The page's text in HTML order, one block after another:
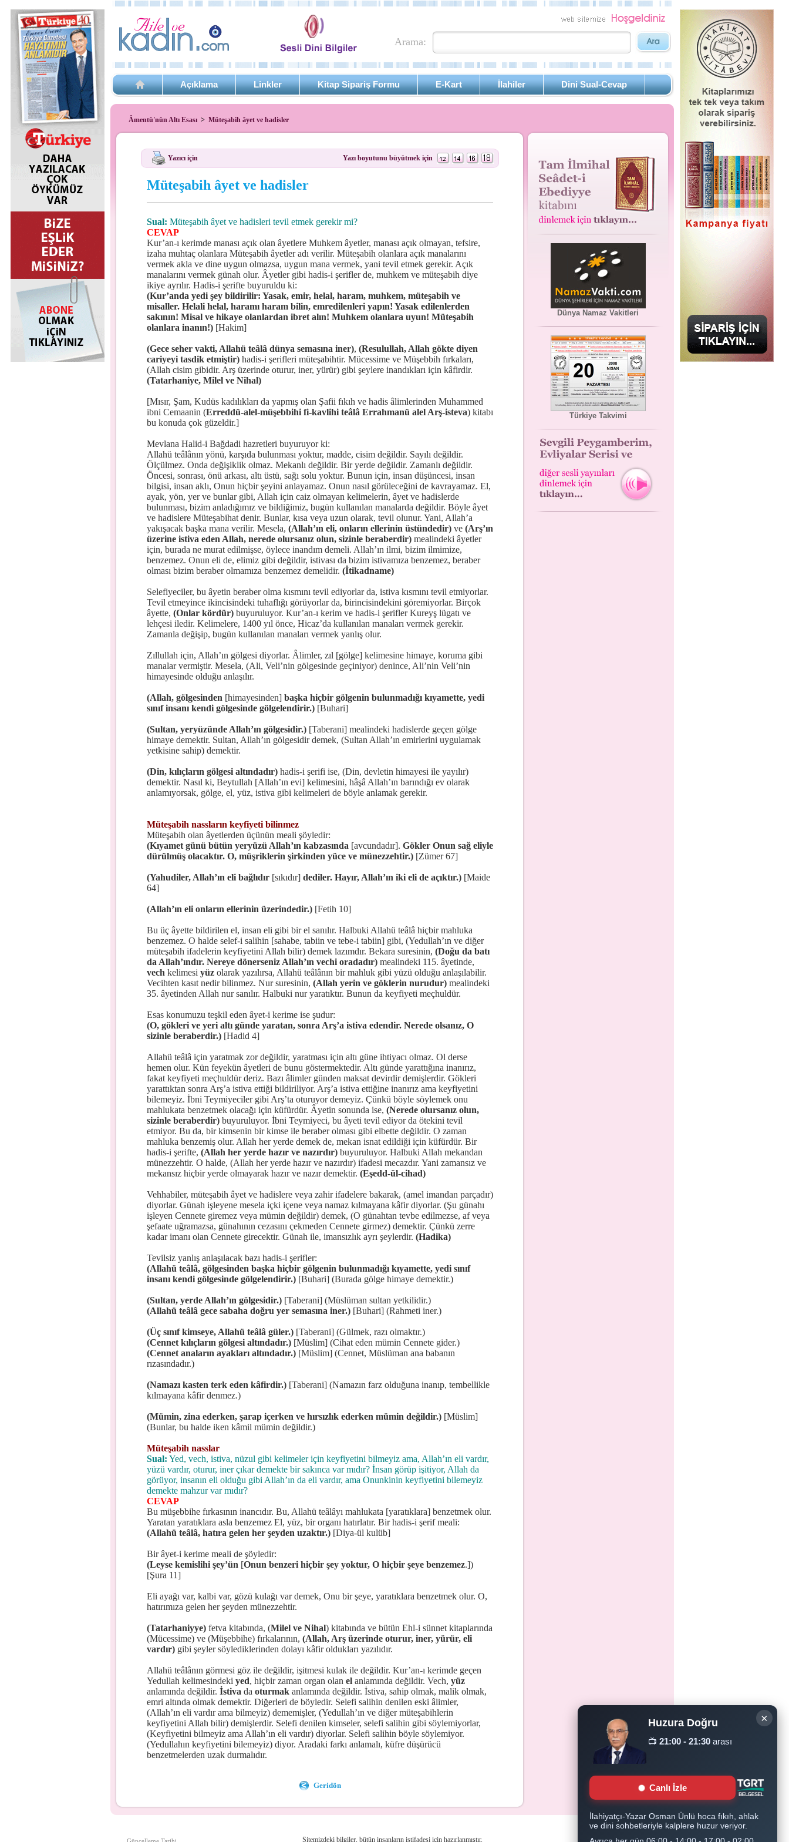
Arama:
Açıklama Linkler Kitap Sipariş Formu E-Kart İlahiler Dini Sual-Cevap
Âmentü'nün Altı Esası > Müteşabih âyet ve hadisler
Yazıcı için Yazı boyutunu büyütmek için
Müteşabih âyet ve hadisler
Sual: Müteşabih âyet ve hadisleri tevil etmek gerekir mi?
CEVAP
Kur’an-ı kerimde manası açık olan âyetlere Muhkem âyetler, manası açık olmayan, tefsire,
izaha muhtaç olanlara Müteşabih âyetler adı verilir. Müteşabih olanlara açık manalarını
vermek akla ve dine uygun olmazsa, uygun mana vermek, yani tevil etmek gerekir. Açık
manalarını vermek günah olur. Âyetler gibi hadis-i şerifler de, muhkem ve müteşabih diye
ikiye ayrılır. Hadis-i şerifte buyuruldu ki:
(Kur’anda yedi şey bildirilir: Yasak, emir, helal, haram, muhkem, müteşabih ve
misaller. Helali helal, haramı haram bilin, emredilenleri yapın! Yasak edilenlerden
sakının! Misal ve hikaye olanlardan ibret alın! Muhkem olanlara uyun! Müteşabih
olanlara inanın!)[Hakim]
(Gece seher vakti, Allahü teâlâ dünya semasına iner), (Resulullah, Allah gökte diyen
cariyeyi tasdik etmiştir)hadis-i şerifleri müteşabihtir. Mücessime ve Müşebbih fırkaları,
(Allah cisim gibidir. Arş üzerinde oturur, iner, yürür) gibi şeylere inandıkları için kâfirdir.
(Tatarhaniye, Milel ve Nihal)
[Mısır, Şam, Kudüs kadılıkları da yapmış olan Şafii fıkıh ve hadis âlimlerinden Muhammed
ibni Cemaanin (Erreddü-alel-müşebbihi fi-kavlihi teâlâ Errahmanü alel Arş-isteva) kitabı
bu konuda çok güzeldir.]
Mevlana Halid-i Bağdadi hazretleri buyuruyor ki:
Allahü teâlânın yönü, karşıda bulunması yoktur, madde, cisim değildir. Sayılı değildir.
Ölçülmez. Onda değişiklik olmaz. Mekanlı değildir. Bir yerde değildir. Zamanlı değildir.
Öncesi, sonrası, önü arkası, altı üstü, sağı solu yoktur. Bunun için, insan düşüncesi, insan
bilgisi, insan aklı, Onun hiçbir şeyini anlayamaz. Onun nasıl görüleceğini de kavrayamaz. El,
ayak, yön, yer ve bunlar gibi, Allah için caiz olmayan kelimelerin, âyet ve hadislerde
bulunması, bizim anladığımız ve bildiğimiz, bugün kullanılan manalarda değildir. Böyle âyet
ve hadislere Müteşabihat denir. Bunlar, kısa veya uzun olarak, tevil olunur. Yani, Allah’a
yakışacak başka mana verilir. Mesela, (Allah’ın eli, onların ellerinin üstündedir)ve (Arş’ın
üzerine istiva eden Allah, nerede olursanız olun, sizinle beraberdir)mealindeki âyetler
için, burada ne murat edilmişse, öylece inandım demeli. Allah’ın ilmi, bizim ilmimize,
benzemez. Onun eli de, elimiz gibi değildir, istivası da bizim istivamıza benzemez, beraber
olması bizim beraber olmamıza benzemez demelidir. (İtikadname)
Selefiyeciler, bu âyetin beraber olma kısmını tevil ediyorlar da, istiva kısmını tevil etmiyorlar.
Tevil etmeyince ikincisindeki tuhaflığı görüyorlar da, birincisindekini göremiyorlar. Birçok
âyette, (Onlar kördür)buyuruluyor. Kur’an-ı kerim ve hadis-i şerifler Kureyş lügatı ve
lehçesi iledir. Kelimelere, 1400 yıl önce, Hicaz’da kullanılan manaları vermek gerekir.
Zamanla değişip, bugün kullanılan manaları vermek yanlış olur.
Zıllullah için, Allah’ın gölgesi diyorlar. Âlimler, zıl [gölge] kelimesine himaye, koruma gibi
manalar vermiştir. Mesela, (Ali, Veli’nin gölgesinde geçiniyor) denince, Ali’nin Veli’nin
himayesinde olduğu anlaşılır.
(Allah, gölgesinden [himayesinden] başka hiçbir gölgenin bulunmadığı kıyamette, yedi
sınıf insanı kendi gölgesinde gölgelendirir.)[Buhari]
(Sultan, yeryüzünde Allah’ın gölgesidir.)[Taberani] mealindeki hadislerde geçen gölge
himaye demektir. Sultan, Allah’ın gölgesidir demek, (Sultan Allah’ın emirlerini uygulamak
yetkisine sahip) demektir.
(Din, kılıçların gölgesi altındadır)hadis-i şerifi ise, (Din, devletin himayesi ile yayılır)
demektir. Nasıl ki, Beytullah [Allah’ın evi] kelimesini, hâşâ Allah’ın barındığı ev olarak
anlamıyorsak, gölge, el, yüz, istiva gibi kelimeleri de böyle anlamak gerekir.
Müteşabih nassların keyfiyeti bilinmez
Müteşabih olan âyetlerden üçünün meali şöyledir:
(Kıyamet günü bütün yeryüzü Allah’ın kabzasında [avcundadır]. Gökler Onun sağ eliyle
dürülmüş olacaktır. O, müşriklerin şirkinden yüce ve münezzehtir.)[Zümer 67]
(Yahudiler, Allah’ın eli bağlıdır [sıkıdır]dediler. Hayır, Allah’ın iki eli de açıktır.)[Maide
64]
(Allah’ın eli onların ellerinin üzerindedir.)[Fetih 10]
Bu üç âyette bildirilen el, insan eli gibi bir el sanılır. Halbuki Allahü teâlâ hiçbir mahluka
benzemez. O halde selef-i salihin [sahabe, tabiin ve tebe-i tabiin] gibi, (Yedullah’ın ve diğer
müteşabih ifadelerin keyfiyetini Allah bilir) demek lazımdır. Bekara suresinin, (Doğu da batı
da Allah’ındır. Nereye dönerseniz Allah’ın vechi oradadır)mealindeki 115. âyetinde,
vech kelimesi yüzolarak yazılırsa, Allahü teâlânın bir mahluk gibi yüzü olduğu anlaşılabilir.
Vecihten kasıt nedir bilinmez. Nur suresinin, (Allah yerin ve göklerin nurudur)mealindeki
35. âyetinden Allah nur sanılır. Halbuki nur yaratıktır. Bunun da keyfiyeti meçhuldür.
Esas konumuzu teşkil eden âyet-i kerime ise şudur:
(O, gökleri ve yeri altı günde yaratan, sonra Arş’a istiva edendir. Nerede olsanız, O
sizinle beraberdir.)[Hadid 4]
Allahü teâlâ için yaratmak zor değildir, yaratması için altı güne ihtiyacı olmaz. Ol derse
hemen olur. Kün feyekün âyetleri de bunu göstermektedir. Altı günde yarattığına inanırız,
fakat keyfiyeti meçhuldür deriz. Bazı âlimler günden maksat devirdir demişlerdir. Gökleri
yarattıktan sonra Arş’a istiva ettiği bildiriliyor. Arş’a istiva ettiğine inanırız ama keyfiyetini
bilemeyiz. İbni Teymiyeciler gibi Arş’ta oturuyor demeyiz. Çünkü böyle söylemek onu
mahlukata benzetmek olacağı için küfürdür. Âyetin sonunda ise, (Nerede olursanız olun,
sizinle beraberdir)buyuruluyor. İbni Teymiyeci, bu âyeti tevil ediyor da ötekini tevil
etmiyor. Bu da, bir kimsenin bir kimse ile beraber olması gibi elbette değildir. O zaman
mahluka benzemiş olur. Allah her yerde demek de, mekan isnat edildiği için küfürdür. Bir
hadis-i şerifte, (Allah her yerde hazır ve nazırdır)buyuruluyor. Halbuki Allah mekandan
münezzehtir. O halde, (Allah her yerde hazır ve nazırdır) ifadesi mecazdır. Yani zamansız ve
mekansız hiçbir yerde olmayarak hazır ve nazır demektir. (Eşedd-ül-cihad)
Vehhabiler, müteşabih âyet ve hadislere veya zahir ifadelere bakarak, (amel imandan parçadır)
diyorlar. Günah işleyene mesela içki içene veya namaz kılmayana kâfir diyorlar. (Şu günahı
işleyen Cennete giremez veya mümin değildir) demek, (O günahtan tevbe edilmezse, af veya
şefaate uğramazsa, günahının cezasını çekmeden Cennete girmez) demektir. Çünkü zerre
kadar imanı olan Cennete girecektir. Günah ile, imansızlık ayrı şeylerdir. (Hadika)
Tevilsiz yanlış anlaşılacak bazı hadis-i şerifler:
(Allahü teâlâ, gölgesinden başka hiçbir gölgenin bulunmadığı kıyamette, yedi sınıf
insanı kendi gölgesinde gölgelendirir.)[Buhari] (Burada gölge himaye demektir.)
(Sultan, yerde Allah’ın gölgesidir.)[Taberani] (Müslüman sultan yetkilidir.)
(Allahü teâlâ gece sabaha doğru yer semasına iner.)[Buhari] (Rahmeti iner.)
(Üç sınıf kimseye, Allahü teâlâ güler.)[Taberani] (Gülmek, razı olmaktır.)
(Cennet kılıçların gölgesi altındadır.)[Müslim] (Cihat eden mümin Cennete gider.)
(Cennet anaların ayakları altındadır.)[Müslim] (Cennet, Müslüman ana babanın
rızasındadır.)
(Namazı kasten terk eden kâfirdir.)[Taberani] (Namazın farz olduğuna inanıp, tembellikle
kılmayana kâfir denmez.)
(Mümin, zina ederken, şarap içerken ve hırsızlık ederken mümin değildir.)[Müslim]
(Bunlar, bu halde iken kâmil mümin değildir.)
Müteşabih nasslar
Sual: Yed, vech, istiva, nüzul gibi kelimeler için keyfiyetini bilmeyiz ama, Allah’ın eli vardır,
yüzü vardır, oturur, iner çıkar demekte bir sakınca var mıdır? İnsan görüp işitiyor, Allah da
görüyor, insanın eli olduğu gibi Allah’ın da eli vardır, ama Onunkinin keyfiyetini bilemeyiz
demekte mahzur var mıdır?
CEVAP
Bu müşebbihe fırkasının inancıdır. Bu, Allahü teâlâyı mahlukata [yaratıklara] benzetmek olur.
Yaratan yaratıklara asla benzemez El, yüz, bir organı hatırlatır. Bir hadis-i şerif meali:
(Allahü teâlâ, hatıra gelen her şeyden uzaktır.) [Diya-ül kulüb]
Bir âyet-i kerime meali de şöyledir:
(Leyse kemislihi şey’ün [Onun benzeri hiçbir şey yoktur, O hiçbir şeye benzemez.])
[Şura 11]
Eli ayağı var, kalbi var, gözü kulağı var demek, Onu bir şeye, yaratıklara benzetmek olur. O,
hatırımıza gelen her şeyden münezzehtir.
(Tatarhaniyye)fetva kitabında, (Milel ve Nihal) kitabında ve bütün Ehl-i sünnet kitaplarında
(Mücessime) ve (Müşebbihe) fırkalarının, (Allah, Arş üzerinde oturur, iner, yürür, eli
vardır)gibi şeyler söylediklerinden dolayı kâfir oldukları yazılıdır.
Allahü teâlânın görmesi göz ile değildir, işitmesi kulak ile değildir. Kur’an-ı kerimde geçen
Yedullah kelimesindeki yed, hiçbir zaman organ olan elanlamında değildir. Vech, yüz
anlamında değildir. İstiva da oturmakanlamında değildir. İstiva, sahip olmak, malik olmak,
emri altında olmak demektir. Diğerleri de böyledir. Selefi salihin denilen eski âlimler,
(Allah’ın eli vardır ama bilmeyiz) dememişler, (Yedullah’ın ve diğer müteşabihlerin
keyfiyetini Allah bilir) demişlerdir. Selefi denilen kimseler, selefi salihin gibi söylemiyorlar,
(Keyfiyetini bilmeyiz ama Allah’ın eli vardır) diyorlar. Selefi salihin böyle söylemiyor.
(Yedullahın keyfiyetini bilemeyiz) diyor. Aradaki farkı anlamalı, küfre düşürücü
benzetmelerden uzak durmalıdır.
Geridön
Dünya Namaz Vakitleri
Türkiye Takvimi
Sitemizdeki bilgiler, bütün insanların istifadesi için hazırlanmıştır.
×
Huzura Doğru
📺 21:00 - 21:30 arası
Canlı İzle
İlahiyatçı-Yazar Osman Ünlü hoca fıkıh, ahlak
ve dini sohbetleriyle kalplere huzur veriyor.